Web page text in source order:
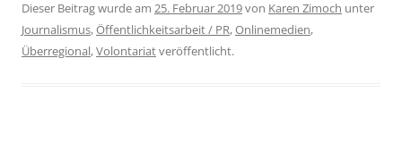
Dieser Beitrag wurde am 25. Februar 2019von Karen Zimoch unter
Journalismus,Öffentlichkeitsarbeit / PR,Onlinemedien,
Überregional,Volontariatveröffentlicht.